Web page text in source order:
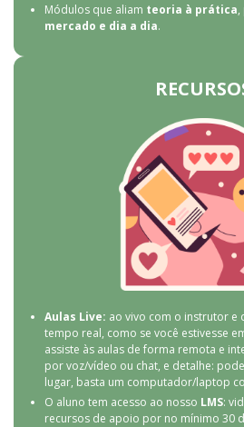
Módulos que aliam teoria à prática
mercado e dia a dia.
Aulas Live: ao vivo com o instrutor e
tempo real, como se você estivesse
assiste às aulas de forma remota e
por voz/vídeo ou chat, e detalhe:
lugar, basta um computador/laptop
O aluno tem acesso ao nosso LMS:
recursos de apoio por no mínimo 30